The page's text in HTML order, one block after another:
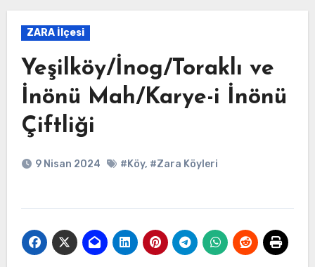
ZARA İlçesi
Yeşilköy/İnog/Toraklı ve
İnönü Mah/Karye-i İnönü
Çiftliği
9 Nisan 2024 #Köy, #Zara Köyleri